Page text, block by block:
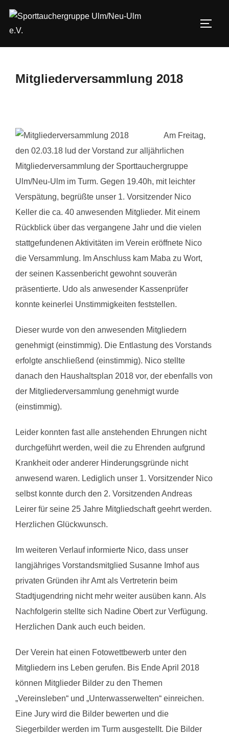
Inhalt
springen
Mitgliederversammlung 2018
Am Freitag,
den 02.03.18 lud der Vorstand zur alljährlichen
Mitgliederversammlung der Sporttauchergruppe
Ulm/Neu-Ulm im Turm. Gegen 19.40h, mit leichter
Verspätung, begrüßte unser 1. Vorsitzender Nico
Keller die ca. 40 anwesenden Mitglieder. Mit einem
Rückblick über das vergangene Jahr und die vielen
stattgefundenen Aktivitäten im Verein eröffnete Nico
die Versammlung. Im Anschluss kam Maba zu Wort,
der seinen Kassenbericht gewohnt souverän
präsentierte. Udo als anwesender Kassenprüfer
konnte keinerlei Unstimmigkeiten feststellen.
Dieser wurde von den anwesenden Mitgliedern
genehmigt (einstimmig). Die Entlastung des Vorstands
erfolgte anschließend (einstimmig). Nico stellte
danach den Haushaltsplan 2018 vor, der ebenfalls von
der Mitgliederversammlung genehmigt wurde
(einstimmig).
Leider konnten fast alle anstehenden Ehrungen nicht
durchgeführt werden, weil die zu Ehrenden aufgrund
Krankheit oder anderer Hinderungsgründe nicht
anwesend waren. Lediglich unser 1. Vorsitzender Nico
selbst konnte durch den 2. Vorsitzenden Andreas
Leirer für seine 25 Jahre Mitgliedschaft geehrt werden.
Herzlichen Glückwunsch.
Im weiteren Verlauf informierte Nico, dass unser
langjähriges Vorstandsmitglied Susanne Imhof aus
privaten Gründen ihr Amt als Vertreterin beim
Stadtjugendring nicht mehr weiter ausüben kann. Als
Nachfolgerin stellte sich Nadine Obert zur Verfügung.
Herzlichen Dank auch euch beiden.
Der Verein hat einen Fotowettbewerb unter den
Mitgliedern ins Leben gerufen. Bis Ende April 2018
können Mitglieder Bilder zu den Themen
„Vereinsleben“ und „Unterwasserwelten“ einreichen.
Eine Jury wird die Bilder bewerten und die
Siegerbilder werden im Turm ausgestellt. Die Bilder